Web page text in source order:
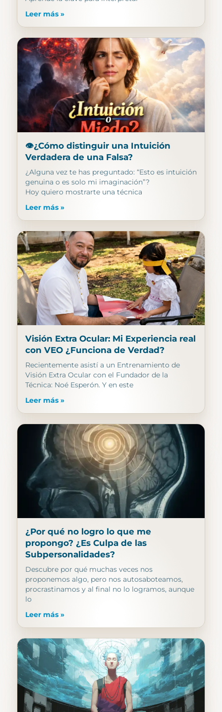
Leer más »
👁️¿Cómo distinguir una Intuición
Verdadera de una Falsa?
¿Alguna vez te has preguntado: “Esto es intuición
genuina o es solo mi imaginación”?
Hoy quiero mostrarte una técnica
Leer más »
Visión Extra Ocular: Mi Experiencia real
con VEO ¿Funciona de Verdad?
Recientemente asistí a un Entrenamiento de
Visión Extra Ocular con el Fundador de la
Técnica: Noé Esperón. Y en este
Leer más »
¿Por qué no logro lo que me
propongo? ¿Es Culpa de las
Subpersonalidades?
Descubre por qué muchas veces nos
proponemos algo, pero nos autosaboteamos,
procrastinamos y al final no lo logramos, aunque
lo
Leer más »